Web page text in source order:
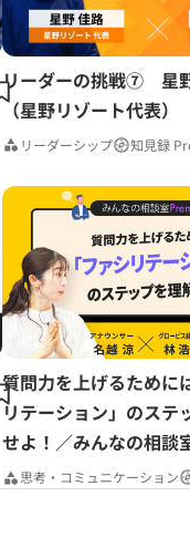
リーダーの挑戦⑦ 星
（星野リゾート代表）
リーダーシップ 知見録
質問力を上げるために
リテーション」のステ
せよ！／みんなの相談
Premium
思考・コミュニケーション